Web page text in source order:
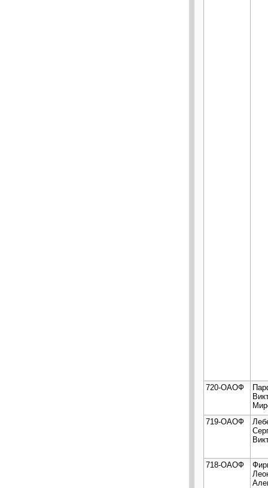
720-ОАОФ
719-ОАОФ
718-ОАОФ